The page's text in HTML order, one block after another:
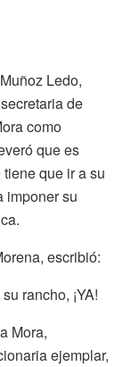
Ledo,
de
como
que es
que ir a su
imponer su
escribió:
rancho, ¡YA!
Mora,
ejemplar,